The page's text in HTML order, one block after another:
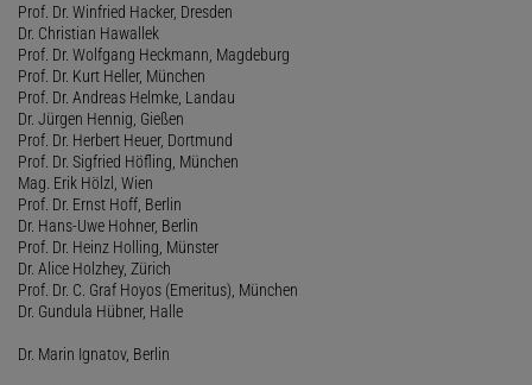
Prof. Dr. Winfried Hacker, Dresden
Dr. Christian Hawallek
Prof. Dr. Wolfgang Heckmann, Magdeburg
Prof. Dr. Kurt Heller, München
Prof. Dr. Andreas Helmke, Landau
Dr. Jürgen Hennig, Gießen
Prof. Dr. Herbert Heuer, Dortmund
Prof. Dr. Sigfried Höfling, München
Mag. Erik Hölzl, Wien
Prof. Dr. Ernst Hoff, Berlin
Dr. Hans-Uwe Hohner, Berlin
Prof. Dr. Heinz Holling, Münster
Dr. Alice Holzhey, Zürich
Prof. Dr. C. Graf Hoyos (Emeritus), München
Dr. Gundula Hübner, Halle
Dr. Marin Ignatov, Berlin